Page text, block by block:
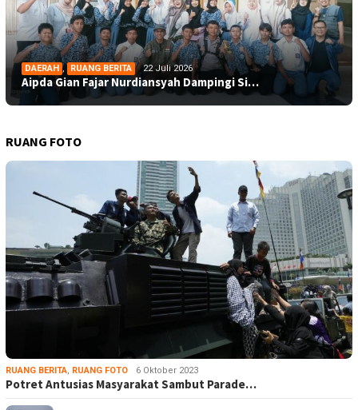
DAERAH , RUANG BERITA 22 Juli 2026
Aipda Gian Fajar Nurdiansyah Dampingi Si…
RUANG FOTO
RUANG BERITA, RUANG FOTO 6 Oktober 2023
Potret Antusias Masyarakat Sambut Parade…